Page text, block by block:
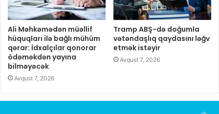
Ali Məhkəmədən müəllif
hüquqları ilə bağlı mühüm
qərar: İdxalçılar qonorar
ödəməkdən yayına
bilməyəcək
Avqust 7, 2026
Tramp ABŞ-də doğumla
vətəndaşlıq qaydasını ləğv
etmək istəyir
Avqust 7, 2026